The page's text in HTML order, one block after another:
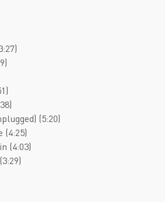
Metal
(5:20)
(4:25)
(4:03)